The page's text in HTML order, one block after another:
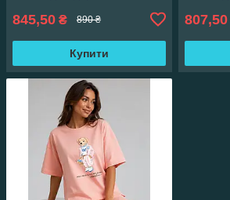
845,50 ₴ 890 ₴
Купити
807,50